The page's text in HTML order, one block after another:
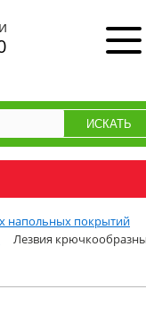
напольных покрытий
Лезвия